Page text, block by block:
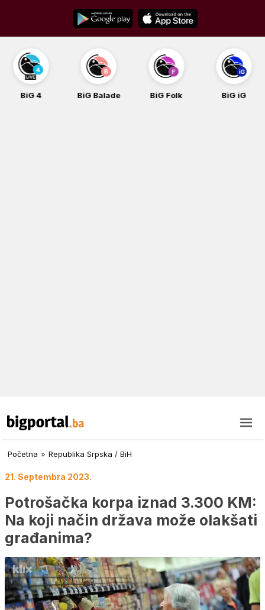
content
BiG 4 BiG Balade BiG Folk BiG iG
Početna » Republika Srpska / BiH
21. Septembra 2023.
Potrošačka korpa iznad 3.300 KM:
Na koji način država može olakšati
građanima?